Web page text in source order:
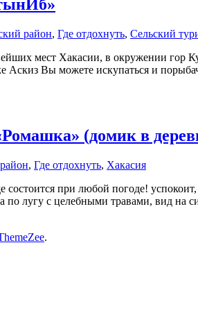
район, Где отдохнуть, Сельский
мест Хакасии, в окружении гор
Вы можете искупаться и
(домик в
, Где отдохнуть, Хакасия
при любой погоде!
по лугу с целебными травами, вид
.